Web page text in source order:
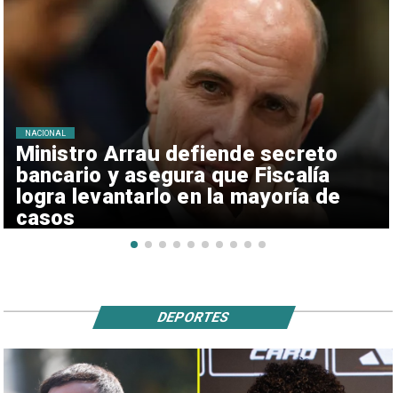
Ministro Arrau defiende secreto
bancario y asegura que Fiscalía
logra levantarlo en la mayoría de
casos
NACIONAL
DEPORTES